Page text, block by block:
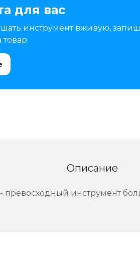
для вас
инструмент вживую,
Описание
- превосходный инструмент